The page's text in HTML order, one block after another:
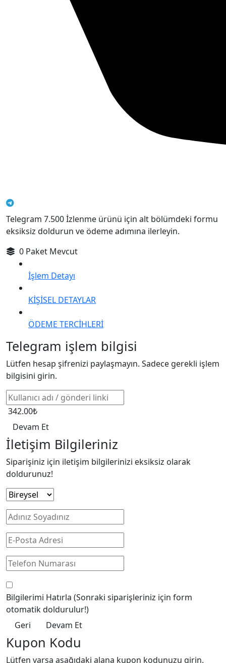
Telegram 7.500 İzlenme ürünü için alt bölümdeki formu
eksiksiz doldurun ve ödeme adımına ilerleyin.
0 Paket Mevcut
İşlem Detayı
KİŞİSEL DETAYLAR
ÖDEME TERCİHLERİ
Telegram işlem bilgisi
Lütfen hesap şifrenizi paylaşmayın. Sadece gerekli işlem
bilgisini girin.
342.00₺
Devam Et
İletişim Bilgileriniz
Siparişiniz için iletişim bilgilerinizi eksiksiz olarak
doldurunuz!
Bilgilerimi Hatırla (Sonraki siparişleriniz için form
otomatik doldurulur!)
Geri
Devam Et
Kupon Kodu
Lütfen varsa aşağıdaki alana kupon kodunuzu girin.